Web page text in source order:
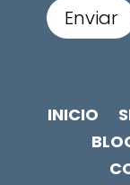
Enviar
INICIO